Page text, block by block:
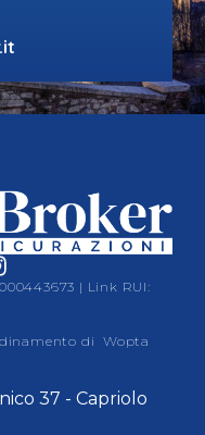
| Link RUI:
di Wopta
37 - Capriolo